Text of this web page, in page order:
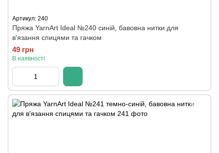
Артикул: 240
Пряжа YarnArt Ideal №240 синій, бавовна нитки для
в'язання спицями та гачком
49 грн
В наявності